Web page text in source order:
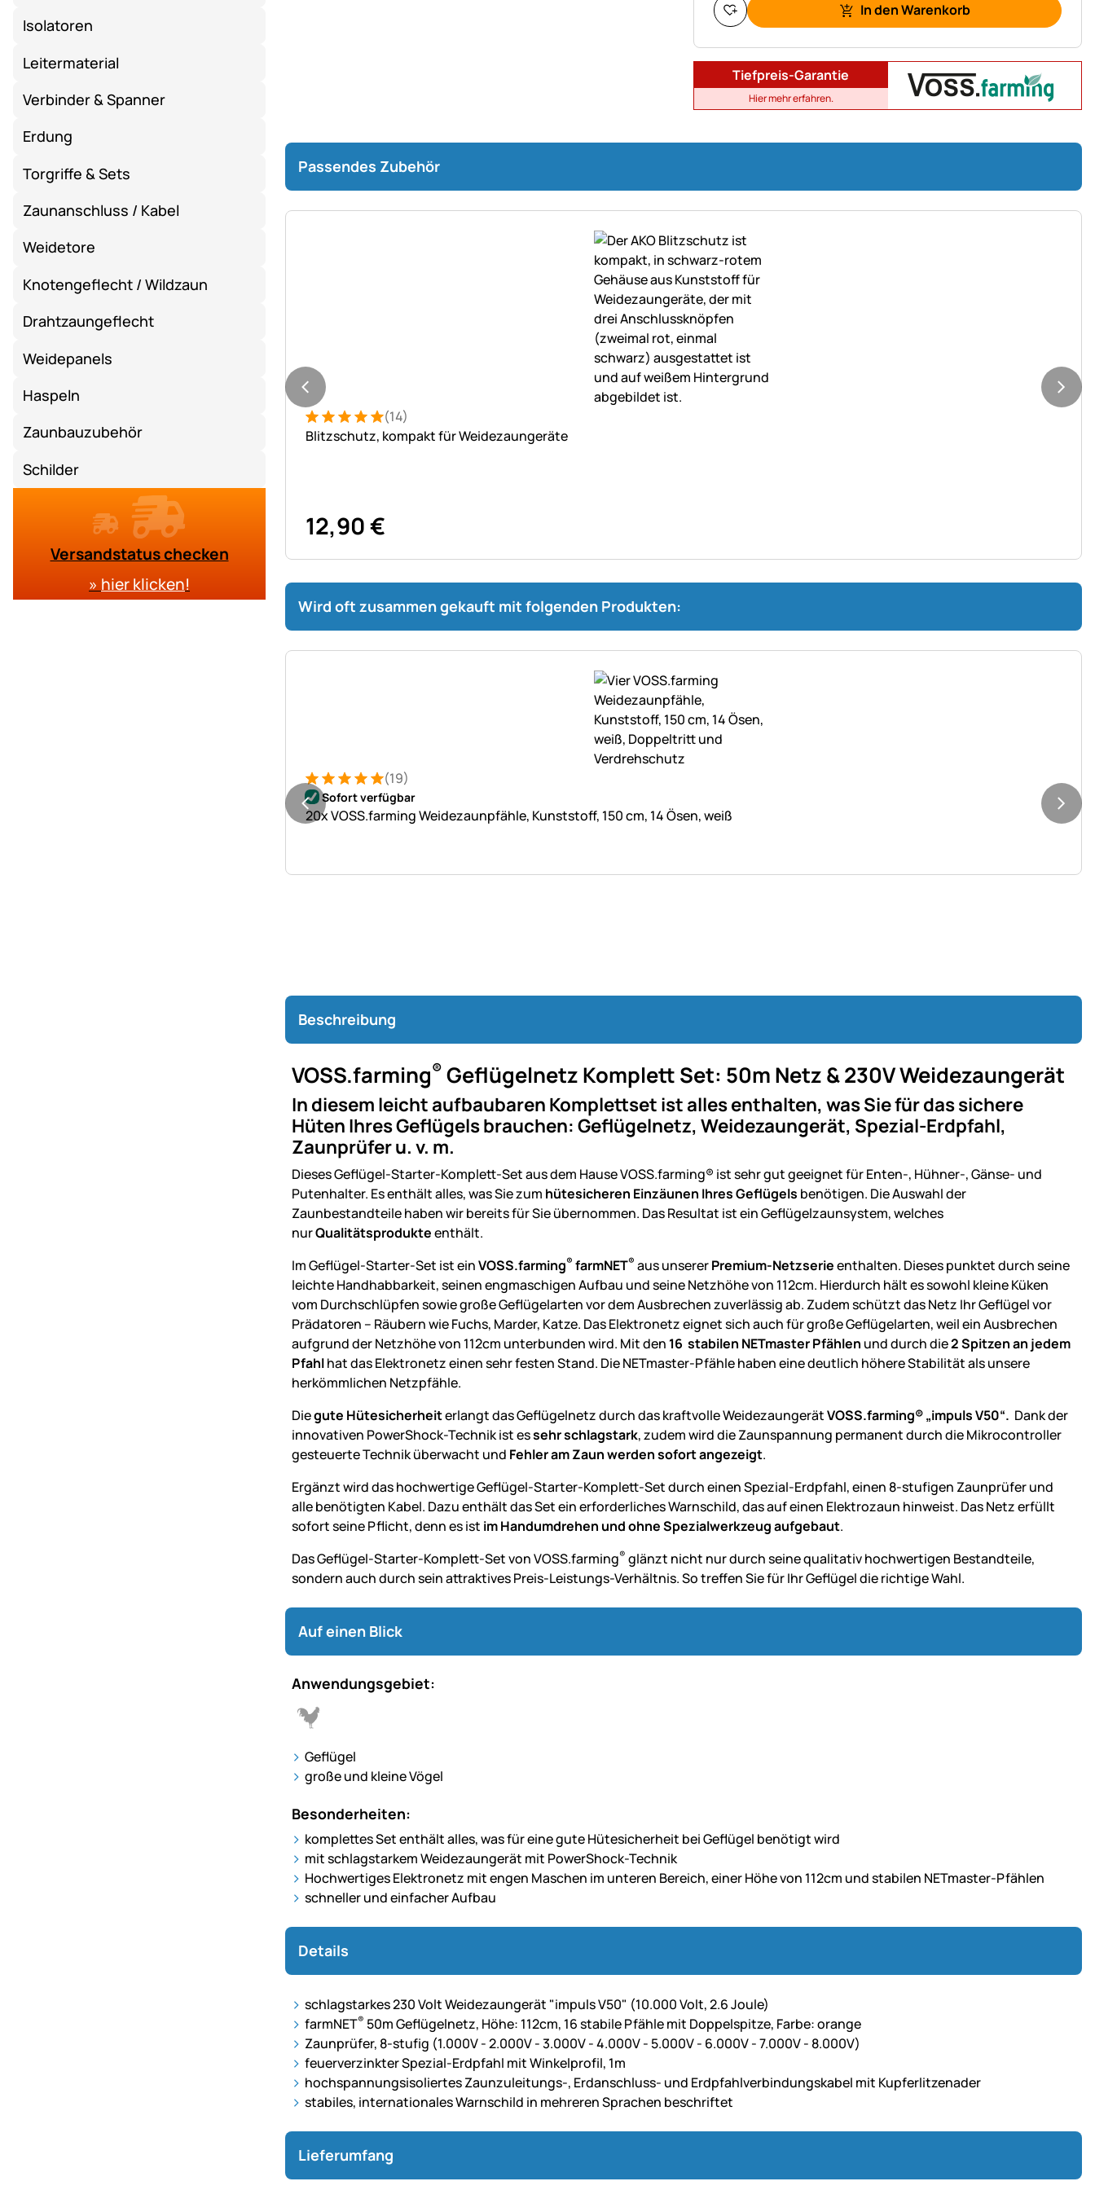
Isolatoren
Leitermaterial
Verbinder & Spanner
Erdung
Torgriffe & Sets
Zaunanschluss / Kabel
Weidetore
Knotengeflecht / Wildzaun
Drahtzaungeflecht
Weidepanels
Haspeln
Zaunbauzubehör
Schilder
Versandstatus checken
» hier klicken!
In den Warenkorb
Tiefpreis-Garantie
Hier mehr erfahren.
Passendes Zubehör
Bewertung: 5 von 5 (14 Bewertungen)
14 Bewertungen
(14)
Blitzschutz, kompakt für Weidezaungeräte
12,90€
Wird oft zusammen gekauft mit folgenden Produkten:
Bewertung: 5 von 5 (19 Bewertungen)
19 Bewertungen
(19)
Sofort verfügbar
20x VOSS.farming Weidezaunpfähle, Kunststoff, 150 cm, 14 Ösen, weiß
Beschreibung
VOSS.farming® Geflügelnetz Komplett Set: 50m Netz & 230V Weidezaungerät
In diesem leicht aufbaubaren Komplettset ist alles enthalten, was Sie für das sichere
Hüten Ihres Geflügels brauchen: Geflügelnetz, Weidezaungerät, Spezial-Erdpfahl,
Zaunprüfer u. v. m.
Dieses Geflügel-Starter-Komplett-Set aus dem Hause VOSS.farming® ist sehr gut geeignet für Enten-, Hühner-, Gänse- und
Putenhalter. Es enthält alles, was Sie zum hütesicheren Einzäunen Ihres Geflügels benötigen. Die Auswahl der
Zaunbestandteile haben wir bereits für Sie übernommen. Das Resultat ist ein Geflügelzaunsystem, welches
nurQualitätsprodukteenthält.
Im Geflügel-Starter-Set ist einVOSS.farming® farmNET® aus unsererPremium-Netzserieenthalten. Dieses punktet durch seine
leichte Handhabbarkeit, seinen engmaschigen Aufbau und seine Netzhöhe von 112cm. Hierdurch hält es sowohl kleine Küken
vom Durchschlüpfen sowie große Geflügelarten vor dem Ausbrechen zuverlässig ab. Zudem schützt das Netz Ihr Geflügel vor
Prädatoren – Räubern wie Fuchs, Marder, Katze. Das Elektronetz eignet sich auch für große Geflügelarten, weil ein Ausbrechen
aufgrund der Netzhöhe von 112cm unterbunden wird. Mit den 16 stabilen NETmaster Pfählen und durch die2 Spitzen an jedem
Pfahlhat das Elektronetz einen sehr festen Stand. Die NETmaster-Pfähle haben eine deutlich höhere Stabilität als unsere
herkömmlichen Netzpfähle.
Diegute Hütesicherheiterlangt das Geflügelnetz durch das kraftvolle WeidezaungerätVOSS.farming® „impuls V50“. Dank der
innovativen PowerShock-Technik ist essehr schlagstark, zudem wird die Zaunspannung permanent durch die Mikrocontroller
gesteuerte Technik überwacht und Fehler am Zaun werden sofort angezeigt.
Ergänzt wird das hochwertige Geflügel-Starter-Komplett-Set durch einen Spezial-Erdpfahl, einen 8-stufigen Zaunprüfer und
alle benötigten Kabel. Dazu enthält das Set ein erforderliches Warnschild, das auf einen Elektrozaun hinweist. Das Netz erfüllt
sofort seine Pflicht, denn es ist im Handumdrehen und ohne Spezialwerkzeug aufgebaut.
Das Geflügel-Starter-Komplett-Set von VOSS.farming® glänzt nicht nur durch seine qualitativ hochwertigen Bestandteile,
sondern auch durch sein attraktives Preis-Leistungs-Verhältnis. So treffen Sie für Ihr Geflügel die richtige Wahl.
Auf einen Blick
Anwendungsgebiet:
Geflügel
große und kleine Vögel
Besonderheiten:
komplettes Set enthält alles, was für eine gute Hütesicherheit bei Geflügel benötigt wird
mit schlagstarkem Weidezaungerät mit PowerShock-Technik
Hochwertiges Elektronetz mit engen Maschen im unteren Bereich, einer Höhe von 112cm und stabilen NETmaster-Pfählen
schneller und einfacher Aufbau
Details
schlagstarkes 230 Volt Weidezaungerät "impuls V50" (10.000 Volt, 2.6 Joule)
farmNET® 50m Geflügelnetz, Höhe: 112cm, 16 stabile Pfähle mit Doppelspitze, Farbe: orange
Zaunprüfer, 8-stufig (1.000V - 2.000V - 3.000V - 4.000V - 5.000V - 6.000V - 7.000V - 8.000V)
feuerverzinkter Spezial-Erdpfahl mit Winkelprofil, 1m
hochspannungsisoliertes Zaunzuleitungs-, Erdanschluss- und Erdpfahlverbindungskabel mit Kupferlitzenader
stabiles, internationales Warnschild in mehreren Sprachen beschriftet
Lieferumfang